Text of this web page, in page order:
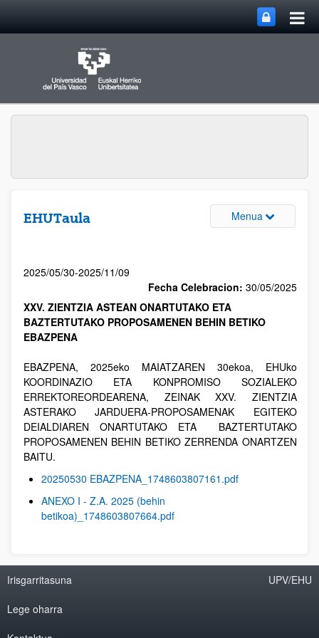
EHUTaula Menua
2025/05/30-2025/11/09
Fecha Celebracion: 30/05/2025
XXV. ZIENTZIA ASTEAN ONARTUTAKO ETA
BAZTERTUTAKO PROPOSAMENEN BEHIN BETIKO
EBAZPENA
EBAZPENA, 2025eko MAIATZAREN 30ekoa, EHUko
KOORDINAZIO ETA KONPROMISO SOZIALEKO
ERREKTOREORDEARENA, ZEINAK XXV. ZIENTZIA
ASTERAKO JARDUERA-PROPOSAMENAK EGITEKO
DEIALDIAREN ONARTUTAKO ETA BAZTERTUTAKO
PROPOSAMENEN BEHIN BETIKO ZERRENDA ONARTZEN
BAITU.
20250530 EBAZPENA_1748603807161.pdf
ANEXO I - Z.A. 2025 (behin
betikoa)_1748603807664.pdf
Irisgarritasuna
Lege oharra
UPV/EHU